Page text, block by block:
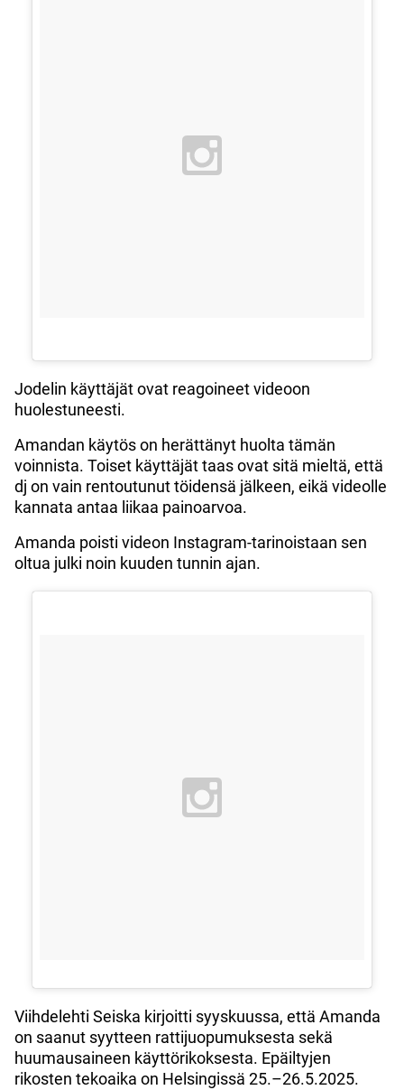
Jodelin käyttäjät ovat reagoineet videoon
huolestuneesti.
Amandan käytös on herättänyt huolta tämän
voinnista. Toiset käyttäjät taas ovat sitä mieltä, että
dj on vain rentoutunut töidensä jälkeen, eikä videolle
kannata antaa liikaa painoarvoa.
Amanda poisti videon Instagram-tarinoistaan sen
oltua julki noin kuuden tunnin ajan.
Viihdelehti Seiska kirjoitti syyskuussa, että Amanda
on saanut syytteen rattijuopumuksesta sekä
huumausaineen käyttörikoksesta. Epäiltyjen
rikosten tekoaika on Helsingissä 25.–26.5.2025.